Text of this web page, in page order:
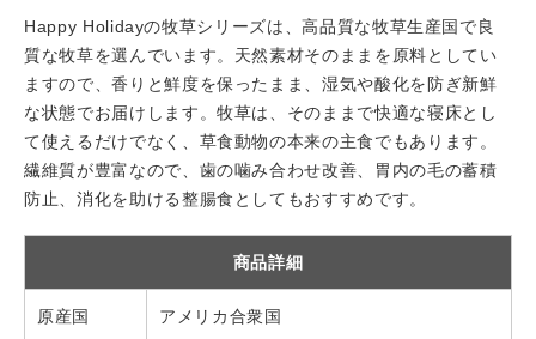
Happy Holidayの牧草シリーズは、高品質な牧草生産国で良
質な牧草を選んでいます。天然素材そのままを原料としてい
ますので、香りと鮮度を保ったまま、湿気や酸化を防ぎ新鮮
な状態でお届けします。牧草は、そのままで快適な寝床とし
て使えるだけでなく、草食動物の本来の主食でもあります。
繊維質が豊富なので、歯の噛み合わせ改善、胃内の毛の蓄積
防止、消化を助ける整腸食としてもおすすめです。
商品詳細
原産国 アメリカ合衆国